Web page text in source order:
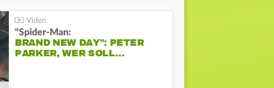
"Spider-Man:
BRAND NEW DAY": PETER
PARKER, WER SOLL…